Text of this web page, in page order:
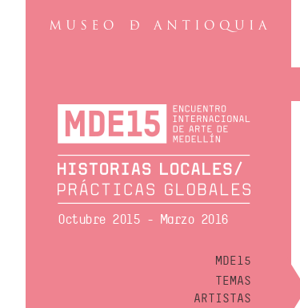
Octubre 2015 - Marzo 2016
MDE15
TEMAS
ARTISTAS